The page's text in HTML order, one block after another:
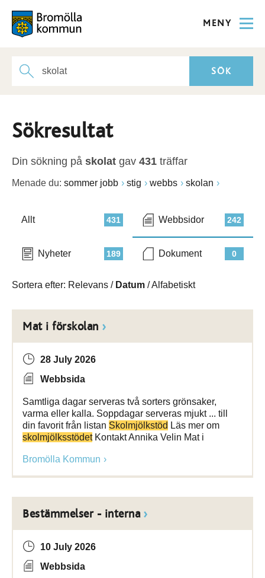
MENY
Sökresultat
Din sökning på skolat gav 431 träffar
Menade du: sommer jobb stig webbs skolan
431
Allt 242
Webbsidor
189
Nyheter 0
Dokument
Sortera efter: Relevans / Datum /Alfabetiskt
Mat i förskolan
28 July 2026
Webbsida
Samtliga dagar serveras två sorters grönsaker,
varma eller kalla. Soppdagar serveras mjukt ... till
din favorit från listan Skolmjölkstöd Läs mer om
skolmjölksstödetKontakt Annika Velin Mat i
Bromölla Kommun
Bestämmelser - interna
10 July 2026
Webbsida